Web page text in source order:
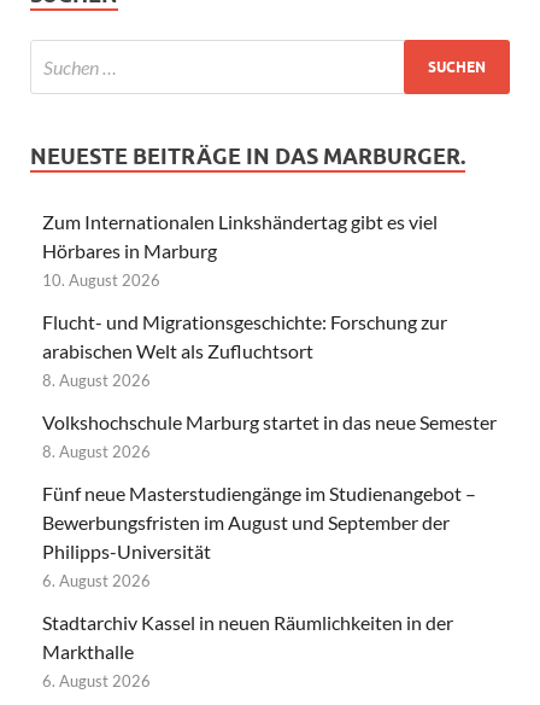
NEUESTE BEITRÄGE IN DAS MARBURGER.
Zum Internationalen Linkshändertag gibt es viel
Hörbares in Marburg
10. August 2026
Flucht- und Migrationsgeschichte: Forschung zur
arabischen Welt als Zufluchtsort
8. August 2026
Volkshochschule Marburg startet in das neue Semester
8. August 2026
Fünf neue Masterstudiengänge im Studienangebot –
Bewerbungsfristen im August und September der
Philipps-Universität
6. August 2026
Stadtarchiv Kassel in neuen Räumlichkeiten in der
Markthalle
6. August 2026